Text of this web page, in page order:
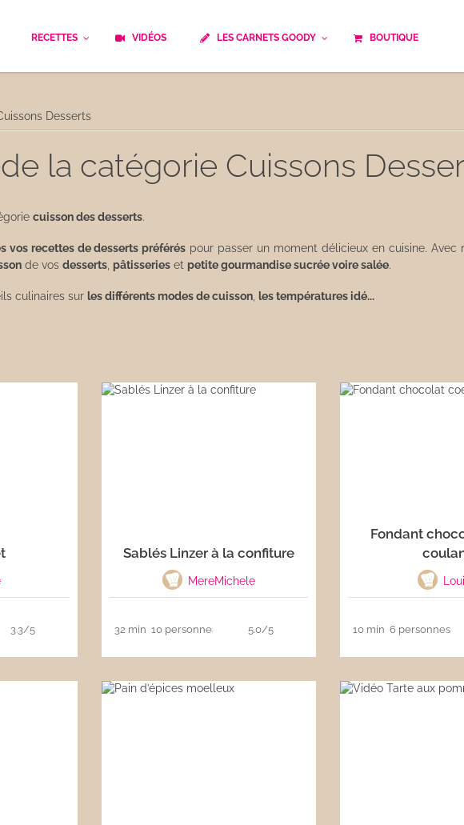
RECETTES
Le Pain
Apéritifs
Entrées
Cuisine française traditionnelle
Enfants
Facile et rapide
Les Cuissons
Repas musculation
Healthy
Les soupes
VIDÉOS LES CARNETS GOODY
Spécialité culinaire
Les astuces Goody
BOUTIQUE
Desserts
la catégorie Cuissons
cuisson des desserts.
vos recettes de desserts préférés pour passer un moment délicieux en cuisine. Avec
de vos desserts pâtisseries et petite gourmandise sucrée voire salée.
culinaires sur les différents modes de cuisson les températures idé...
3.3/5
Sablés Linzer à la confiture
MereMichele
32 min 10 personnes 5.0/5
Fondant
10 min 6 personnes